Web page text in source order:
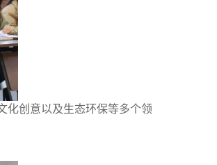
化创意以及生态环保等多个领